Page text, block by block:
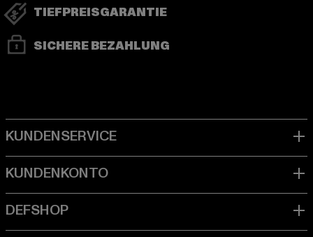
TIEFPREISGARANTIE
SICHERE BEZAHLUNG